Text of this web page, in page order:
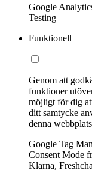
Google
Testing
Funktionell
Genom att
funktioner
möjligt för dig
ditt samtycke
denna
Google Tag
Consent Mode
Klarna,